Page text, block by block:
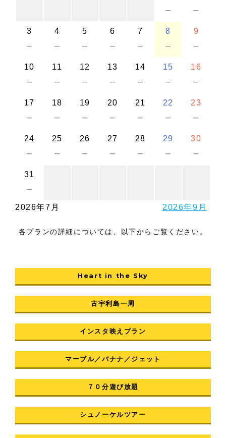
－ －
3
－
4
－
5
－
6
－
7
－
8
－
9
－
10
－
11
－
12
－
13
－
14
－
15
－
16
－
17
－
18
－
19
－
20
－
21
－
22
－
23
－
24
－
25
－
26
－
27
－
28
－
29
－
30
－
31
－
2026年7月 2026年9月
各プランの詳細については、以下からご覧ください。
Heart in the Sky
古宇利島一周
インスタ映えプラン
マーブル／バナナ／ジェット
７０分遊び放題
シュノーケルツアー